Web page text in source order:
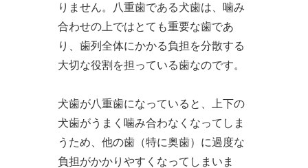
りません。八重歯である犬歯は、噛み
合わせの上ではとても重要な歯であ
り、歯列全体にかかる負担を分散する
大切な役割を担っている歯なのです。
犬歯が八重歯になっていると、上下の
犬歯がうまく噛み合わなくなってしま
うため、他の歯（特に奥歯）に過度な
負担がかかりやすくなってしまいま